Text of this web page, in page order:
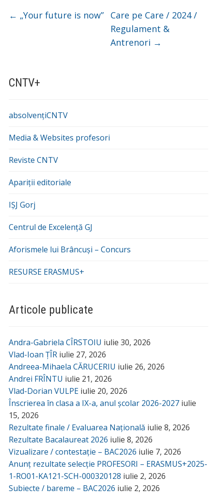
CNTV+
absolvențiCNTV
Media & Websites profesori
Reviste CNTV
Apariții editoriale
IȘJ Gorj
Centrul de Excelență GJ
Aforismele lui Brâncuși – Concurs
RESURSE ERASMUS+
Articole publicate
Andra-Gabriela CÎRSTOIU iulie 30, 2026
Vlad-Ioan ȚÎR iulie 27, 2026
Andreea-Mihaela CĂRUCERIU iulie 26, 2026
Andrei FRÎNTU iulie 21, 2026
Vlad-Dorian VULPE iulie 20, 2026
Înscrierea în clasa a IX-a, anul școlar 2026-2027 iulie
15, 2026
Rezultate finale / Evaluarea Națională iulie 8, 2026
Rezultate Bacalaureat 2026 iulie 8, 2026
Vizualizare / contestație – BAC2026 iulie 7, 2026
Anunț rezultate selecție PROFESORI – ERASMUS+2025-
1-RO01-KA121-SCH-000320128 iulie 2, 2026
Subiecte / bareme – BAC2026 iulie 2, 2026
← „Your future is now”
Care pe Care / 2024 /
Regulament &
Antrenori →